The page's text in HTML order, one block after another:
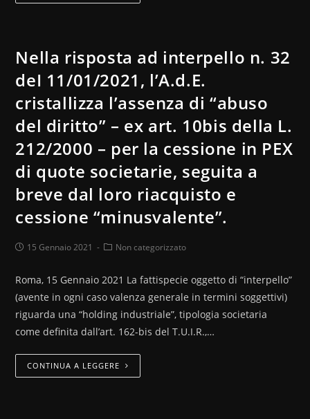
Nella risposta ad interpello n. 32
deI 11/01/2021, l’A.d.E.
cristallizza l’assenza di “abuso
del diritto” – ex art. 10bis della L.
212/2000 – per la cessione in PEX
di quote societarie, seguita a
breve dal loro riacquisto e
cessione “minusvalente”.
15 Gennaio 2021 Non categorizzato
Roma, 15 Gennaio 2021 La fattispecie oggetto di “interpello”
(avente in ogni caso valenza generale in termini soggettivi)
riguarda una “holding industriale”, tipologia societaria
come definita dall’art. 162-bis del T.U.I.R.,…
CONTINUA A LEGGERE